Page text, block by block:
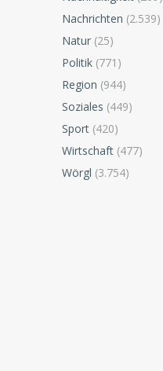
Nachrichten (2.539)
Natur (25)
Politik (771)
Region (944)
Soziales (449)
Sport (420)
Wirtschaft (477)
Wörgl (3.754)